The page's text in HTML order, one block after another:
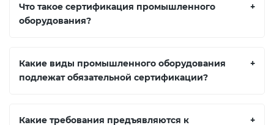
Что такое сертификация промышленного
оборудования?
+
Какие виды промышленного оборудования
подлежат обязательной сертификации?
+
Какие требования предъявляются к
+